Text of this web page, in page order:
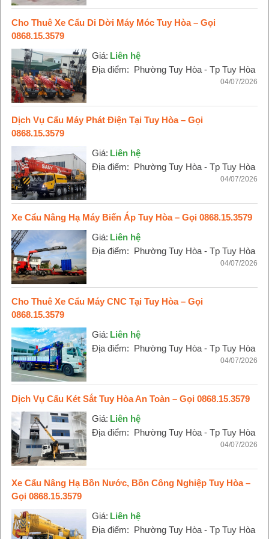
Cho Thuê Xe Cẩu Di Dời Máy Móc Tuy Hòa – Gọi
0868.15.3579
Giá: Liên hệ
Địa điểm: Phường Tuy Hòa - Tp Tuy Hòa
04/07/2026
Dịch Vụ Cẩu Máy Phát Điện Tại Tuy Hòa – Gọi
0868.15.3579
Giá: Liên hệ
Địa điểm: Phường Tuy Hòa - Tp Tuy Hòa
04/07/2026
Xe Cẩu Nâng Hạ Máy Biến Áp Tuy Hòa – Gọi 0868.15.3579
Giá: Liên hệ
Địa điểm: Phường Tuy Hòa - Tp Tuy Hòa
04/07/2026
Cho Thuê Xe Cẩu Máy CNC Tại Tuy Hòa – Gọi
0868.15.3579
Giá: Liên hệ
Địa điểm: Phường Tuy Hòa - Tp Tuy Hòa
04/07/2026
Dịch Vụ Cẩu Két Sắt Tuy Hòa An Toàn – Gọi 0868.15.3579
Giá: Liên hệ
Địa điểm: Phường Tuy Hòa - Tp Tuy Hòa
04/07/2026
Xe Cẩu Nâng Hạ Bồn Nước, Bồn Công Nghiệp Tuy Hòa –
Gọi 0868.15.3579
Giá: Liên hệ
Địa điểm: Phường Tuy Hòa - Tp Tuy Hòa